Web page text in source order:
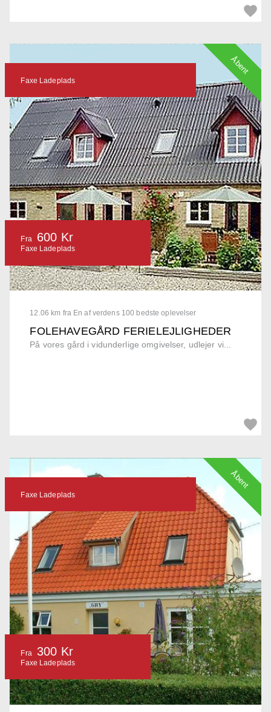
12.06 km fra En af verdens 100 bedste oplevelser
FOLEHAVEGÅRD FERIELEJLIGHEDER
På vores gård i vidunderlige omgivelser, udlejer vi...
Faxe Ladeplads
Fra 600 Kr
Faxe Ladeplads
Åbent
Faxe Ladeplads
Fra 300 Kr
Faxe Ladeplads
Åbent